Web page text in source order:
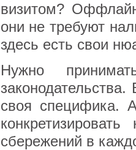
визитом?
они не требуют
здесь есть свои
Нужно
своя специфика.
сбережений в